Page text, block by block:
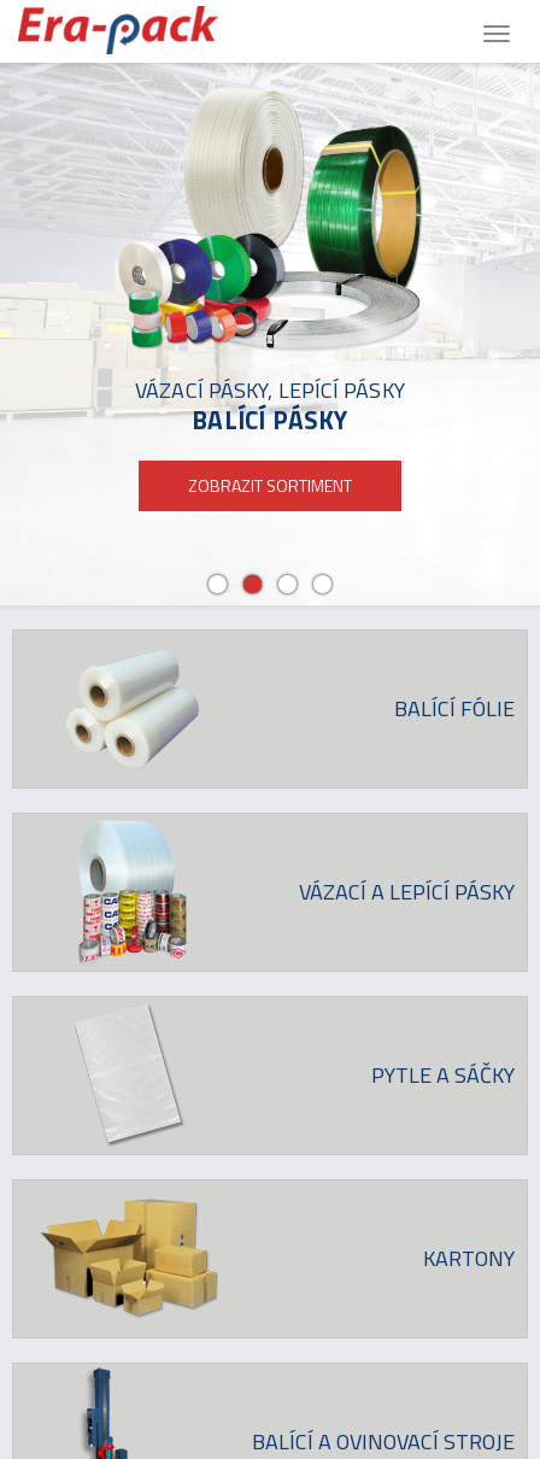
VÁZACÍ PÁSKY, LEPÍCÍ PÁSKY
BALÍCÍ PÁSKY
ZOBRAZIT SORTIMENT
BALÍCÍ FÓLIE
VÁZACÍ A LEPÍCÍ PÁSKY
PYTLE A SÁČKY
KARTONY
BALÍCÍ A OVINOVACÍ STROJE